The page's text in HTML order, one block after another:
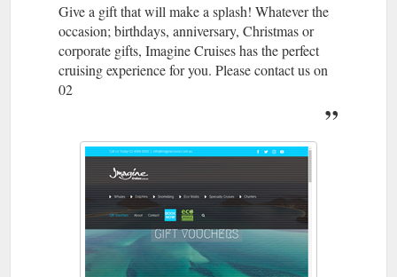
Give a gift that will make a splash! Whatever the
occasion; birthdays, anniversary, Christmas or
corporate gifts, Imagine Cruises has the perfect
cruising experience for you. Please contact us on
02